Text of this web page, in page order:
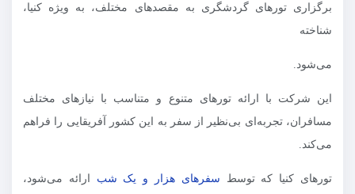
برگزاری تورهای گردشگری به مقصدهای مختلف، به ویژه کنیا،
شناخته
می‌شود.
این شرکت با ارائه تورهای متنوع و متناسب با نیازهای مختلف
مسافران، تجربه‌ای بی‌نظیر از سفر به این کشور آفریقایی را فراهم
می‌کند.
تورهای کنیا که توسط سفرهای هزار و یک شب ارائه می‌شود،